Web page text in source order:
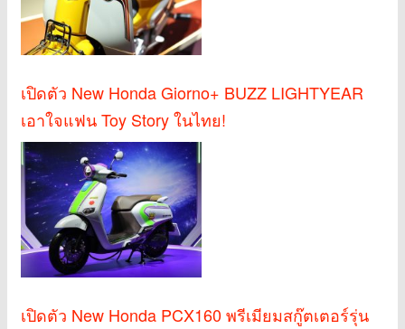
เปิดตัว New Honda Giorno+ BUZZ LIGHTYEAR
เอาใจแฟน Toy Story ในไทย!
เปิดตัว New Honda PCX160 พรีเมียมสกู๊ตเตอร์รุ่น